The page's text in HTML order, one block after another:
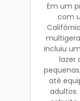
Em um
com
incluiu
lazer
até